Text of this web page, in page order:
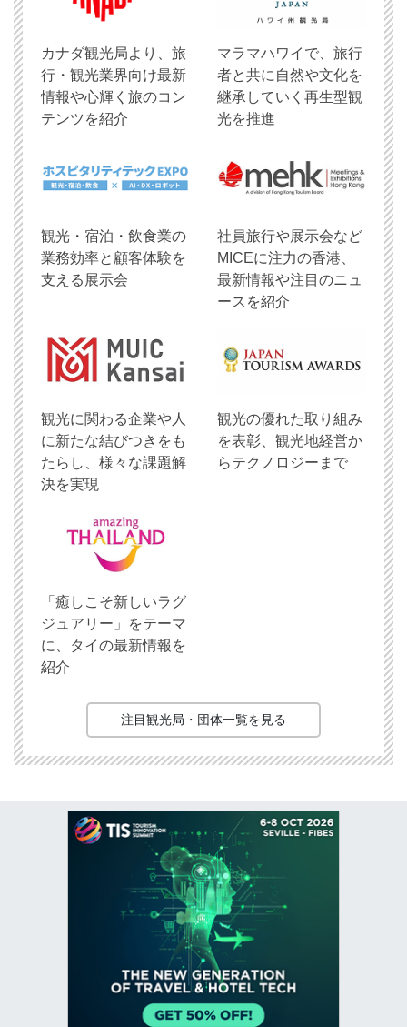
​カナダ観光局より、旅
行・観光業界向け最新
情報や心輝く旅のコン
テンツを紹介
マラマハワイで、旅行
者と共に自然や文化を
継承していく再生型観
光を推進
観光・宿泊・飲食業の
業務効率と顧客体験を
支える展示会
社員旅行や展示会など
MICEに注力の香港、
最新情報や注目のニュ
ースを紹介
観光に関わる企業や人
に新たな結びつきをも
たらし、様々な課題解
決を実現
観光の優れた取り組み
を表彰、観光地経営か
らテクノロジーまで
「癒しこそ新しいラグ
ジュアリー」をテーマ
に、タイの最新情報を
紹介
注目観光局・団体一覧を見る